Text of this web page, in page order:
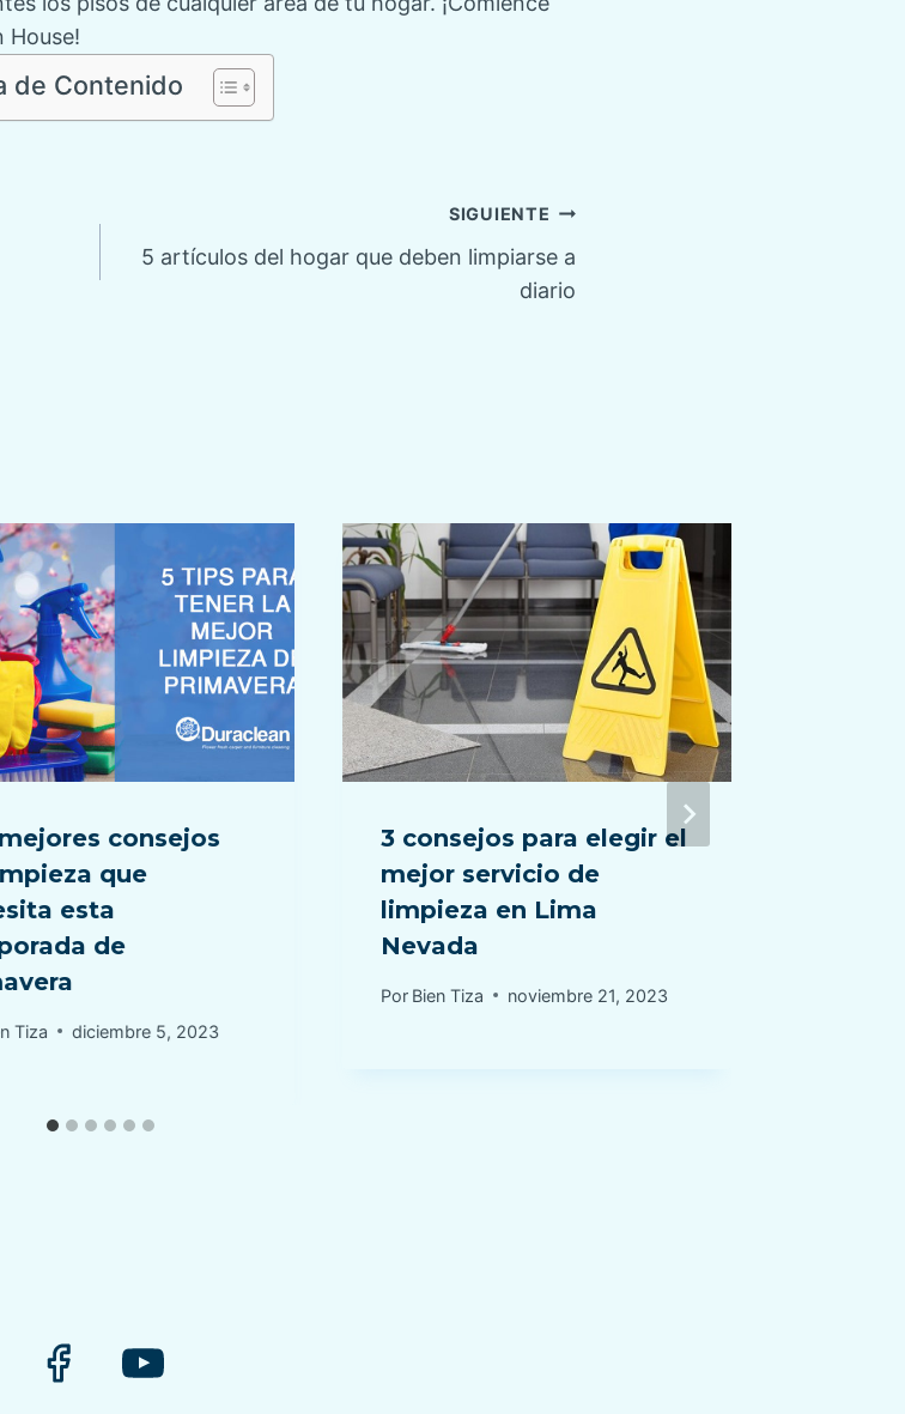
House!
de Contenido
SIGUIENTE
5 artículos del hogar que deben limpiarse a
diario
consejos
que
esta
de
Tiza diciembre 5, 2023
3 consejos para elegir el
mejor servicio de
limpieza en Lima
Nevada
Por Bien Tiza noviembre 21, 2023